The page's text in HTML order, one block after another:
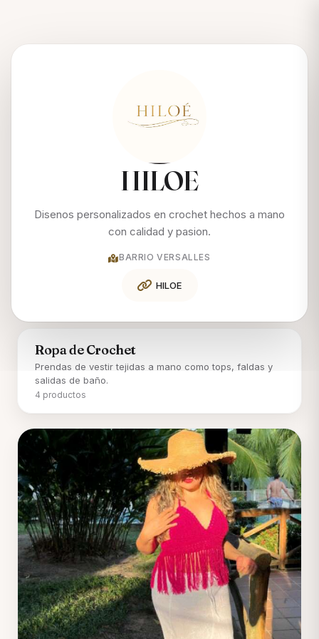
HILOE
Disenos personalizados en crochet hechos a mano
con calidad y pasion.
BARRIO VERSALLES
HILOE
Ropa de Crochet
Prendas de vestir tejidas a mano como tops, faldas y
salidas de baño.
4 productos